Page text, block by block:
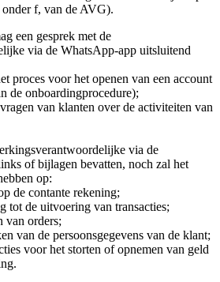
f, van de AVG).
een gesprek met de
via de WhatsApp-app uitsluitend
proces voor het openen van een account
de onboardingprocedure);
van klanten over de activiteiten van
via de
of bijlagen bevatten, noch zal het
op:
de contante rekening;
tot de uitvoering van transacties;
van orders;
van de persoonsgegevens van de klant;
voor het storten of opnemen van geld